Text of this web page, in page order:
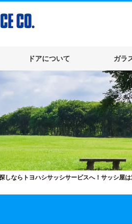
ドアについて ガラ
しならトヨハシサッシサービスへ！サッシ屋